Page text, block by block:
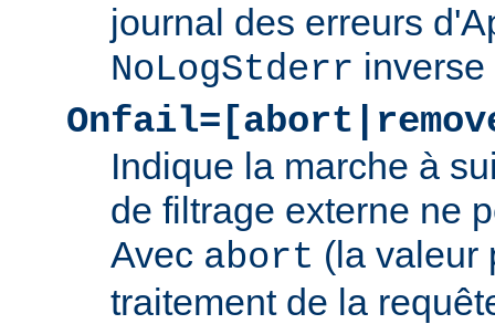
journal des erreurs
NoLogStderr
Indique la marche à
de filtrage externe ne
Avec abort (la valeur
traitement de la